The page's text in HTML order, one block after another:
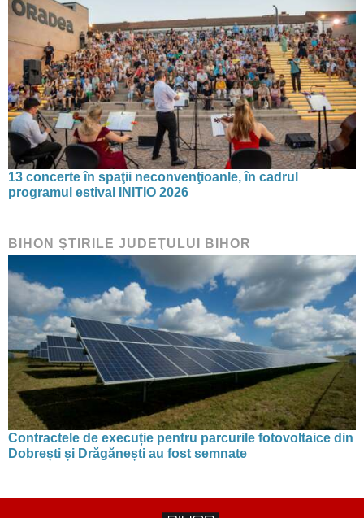
13 concerte în spaţii neconvenţioanle, în cadrul
programul estival INITIO 2026
BIHON ŞTIRILE JUDEŢULUI BIHOR
Contractele de execuție pentru parcurile fotovoltaice din
Dobrești și Drăgănești au fost semnate